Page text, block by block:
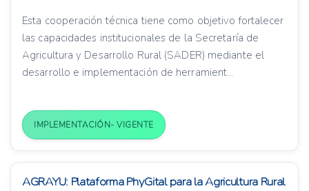
Esta cooperación técnica tiene como objetivo fortalecer
las capacidades institucionales de la Secretaría de
Agricultura y Desarrollo Rural (SADER) mediante el
desarrollo e implementación de herramient...
IMPLEMENTACIÓN- VIGENTE
AGRAYU: Plataforma PhyGital para la Agricultura Rural